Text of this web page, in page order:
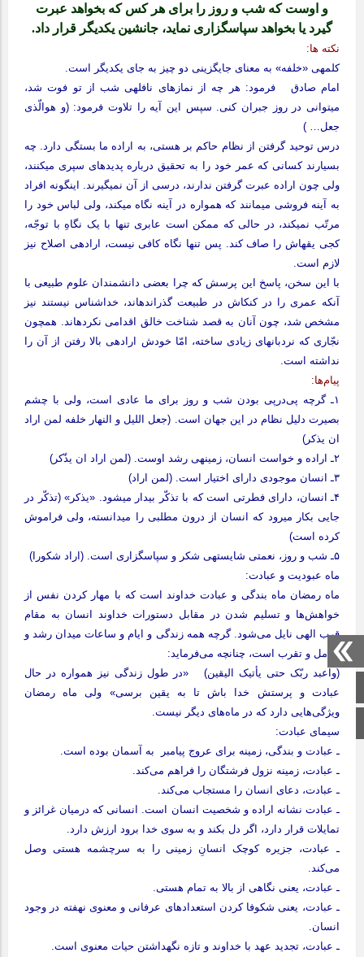
صفحه اصلی
اینستاگرام
و اوست که شب و روز را برای هر کس که بخواهد عبرت
گیرد یا بخواهد سپاسگزاری نماید، جانشین یکدیگر قرار داد.
نکته‏ ها:
کلمه‏ی «خلفه» به معنای جایگزینی دو چیز به جای یکدیگر است.
امام صادق فرمود: هر چه از نمازهای نافله‏ی شب از تو فوت شد،
می‏توانی در روز جبران کنی. سپس این آیه را تلاوت فرمود: (و هوالّذی
جعل… )
درس توحید گرفتن از نظام حاکم بر هستی، به اراده ما بستگی دارد. چه
بسیارند کسانی که عمر خود را به تحقیق درباره پدیده‏ای سپری می‏کنند،
ولی چون اراده عبرت گرفتن ندارند، درسی از آن نمی‏گیرند. این‏گونه افراد
به آینه ‏فروشی می‏مانند که همواره در آینه نگاه می‏کند، ولی لباس خود را
مرتّب نمی‏کند، در حالی که ممکن است عابری تنها با یک نگاهِ با توجّه،
کجی یقه‏اش را صاف کند. پس تنها نگاه کافی نیست، اراده‏ی اصلاح نیز
لازم است.
با این سخن، پاسخ این پرسش که چرا بعضی دانشمندان علوم طبیعی با
آنکه عمری را در کنکاش در طبیعت گذرانده‏اند، خداشناس نیستند نیز
مشخص شد، چون آنان به قصد شناخت خالق اقدامی نکرده‏اند. همچون
نجّاری که نردبان‏های زیادی ساخته، امّا خودش اراده‏ی بالا رفتن از آن را
نداشته است.
پیام‌ها:
۱ـ گرچه پی‌درپی بودن شب و روز برای ما عادی است، ولی با چشم
بصیرت دلیل نظام در این جهان است. (جعل اللیل و النهار خلفه لمن اراد
ان یذکر)
۲ـ اراده و خواست انسان، زمینه‏ی رشد اوست. (لمن اراد ان یذّکر)
۳ـ انسان موجودی دارای اختیار است. (لمن اراد)
۴ـ انسان، دارای فطرتی است که با تذکّر بیدار می‏شود. «یذکر» (تذکّر در
جایی بکار می‏رود که انسان از درون مطلبی را می‏دانسته، ولی فراموش
کرده است)
۵ـ شب و روز، نعمتی شایسته‏ی شکر و سپاسگزاری است. (اراد شکورا)
ماه عبودیت و عبادت:
ماه رمضان ماه بندگی و عبادت خداوند است که با مهار کردن نفس از
خواهش‌ها و تسلیم شدن در مقابل دستورات خداوند انسان به مقام
قرب الهی نایل می‌شود. گرچه همه زندگی و ایام و ساعات میدان رشد و
تکامل و تقرب است، چنانچه می‌فرماید:
(واعبد ربّک حتی یأتیک الیقین) «در طول زندگی نیز همواره در حال
عبادت و پرستش خدا باش تا به یقین برسی» ولی ماه رمضان
ویژگی‌هایی دارد که در ماه‌های دیگر نیست.
سیمای عبادت:
ـ عبادت و بندگی، زمینه برای عروج پیامبر به آسمان بوده است.
ـ عبادت، زمینه نزول فرشتگان را فراهم می‌کند.
ـ عبادت، دعای انسان را مستجاب می‌کند.
ـ عبادت نشانه اراده و شخصیت انسان است. انسانی که درمیان غرائز و
تمایلات قرار دارد، اگر دل بکند و به سوی خدا برود ارزش دارد.
ـ عبادت، جزیره کوچک انسان‌ِ زمینی را به سرچشمه هستی وصل
می‌کند.
ـ عبادت، یعنی نگاهی از بالا به تمام هستی.
ـ عبادت، یعنی شکوفا کردن استعدادهای عرفانی و معنوی نهفته در وجود
انسان.
ـ عبادت، تجدید عهد با خداوند و تازه نگهداشتن حیات معنوی است.